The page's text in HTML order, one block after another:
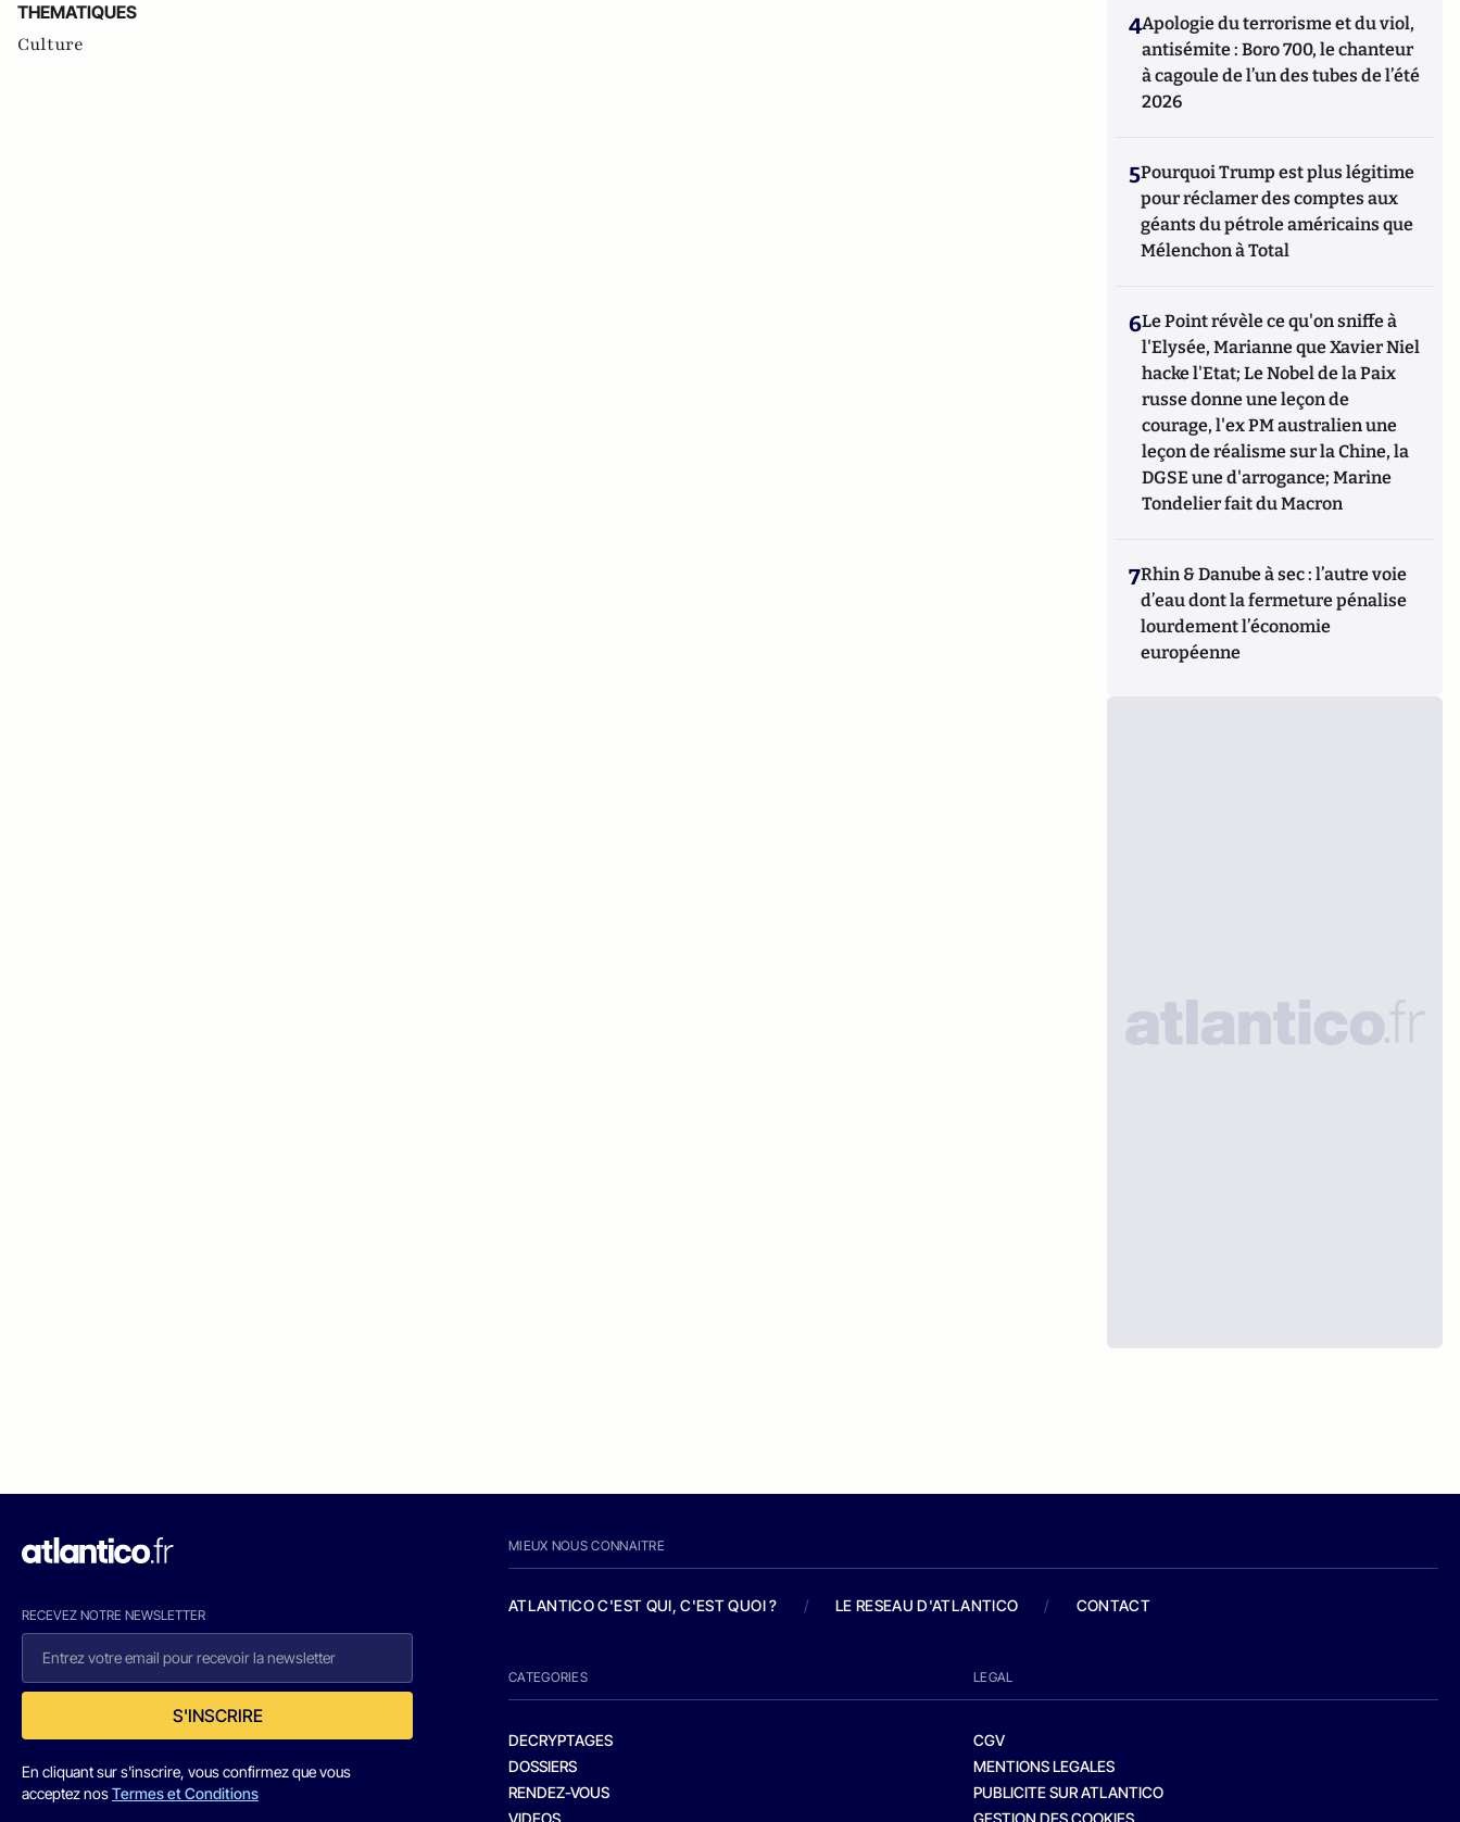
THEMATIQUES
Culture
4Apologie du terrorisme et du viol,
antisémite : Boro 700, le chanteur
à cagoule de l’un des tubes de l’été
2026
5Pourquoi Trump est plus légitime
pour réclamer des comptes aux
géants du pétrole américains que
Mélenchon à Total
6Le Point révèle ce qu'on sniffe à
l'Elysée, Marianne que Xavier Niel
hacke l'Etat; Le Nobel de la Paix
russe donne une leçon de
courage, l'ex PM australien une
leçon de réalisme sur la Chine, la
DGSE une d'arrogance; Marine
Tondelier fait du Macron
7Rhin & Danube à sec : l’autre voie
d’eau dont la fermeture pénalise
lourdement l’économie
européenne
RECEVEZ NOTRE NEWSLETTER
S'INSCRIRE
En cliquant sur s'inscrire, vous confirmez que vous
acceptez nosTermes et Conditions
MIEUX NOUS CONNAITRE
ATLANTICO C'EST QUI, C'EST QUOI ? / LE RESEAU D'ATLANTICO / CONTACT
CATEGORIES
DECRYPTAGES
DOSSIERS
RENDEZ-VOUS
VIDEOS
LEGAL
CGV
MENTIONS LEGALES
PUBLICITE SUR ATLANTICO
GESTION DES COOKIES